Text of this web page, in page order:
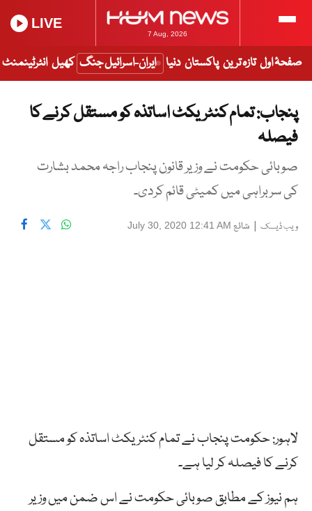
7 Aug, 2026
LIVE
صفحۂ اول تازہ ترین پاکستان دنیا ایران-اسرائیل جنگ کھیل انٹرٹینمنٹ
پنجاب: تمام کنٹریکٹ اساتذہ کو مستقل کرنے کا
فیصلہ
صوبائی حکومت نے وزیر قانون پنجاب راجہ محمد بشارت
کی سربراہی میں کمیٹی قائم کردی۔
ویب ڈیسک | شائع July 30, 2020 12:41 AM
لاہور: حکومت پنجاب نے تمام کنٹریکٹ اساتذہ کو مستقل
کرنے کا فیصلہ کر لیا ہے۔
ہم نیوز کے مطابق صوبائی حکومت نے اس ضمن میں وزیر